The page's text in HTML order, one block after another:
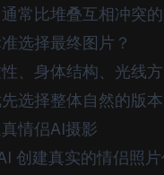
常比堆叠互相冲突的
选择最终图片？
、身体结构、光线
选择整体自然的版本
情侣AI摄影
创建真实的情侣照